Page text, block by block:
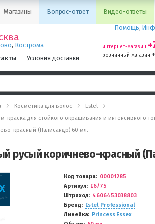
Магазины Вопрос-ответ Видео-ответы
, Кострома
Условия доставки
Помощь,
интернет-магазин
розничный магазин
Косметика для волос
Estel
краска для стойкого окрашивания и интенсивного
красный (Палисандр) 60 мл.
русый коричнево-красный
Код товара
00001285
Артикул
E6/75
Штриход
4606453038803
Бренд
Estel Professional
Линейка
Princess Essex